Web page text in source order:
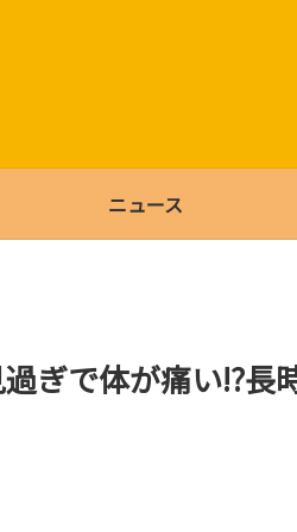
ニュース
ぎで体が痛い!?長